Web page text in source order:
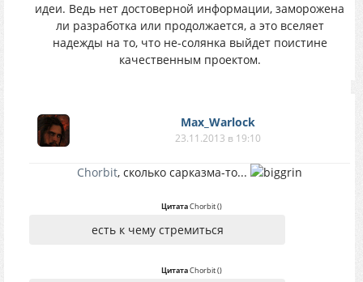
идеи. Ведь нет достоверной информации, заморожена
ли разработка или продолжается, а это вселяет
надежды на то, что не-солянка выйдет поистине
качественным проектом.
Max_Warlock
23.11.2013 в 19:10
Chorbit, сколько сарказма-то...
ЦитатаChorbit()
есть к чему стремиться
ЦитатаChorbit()